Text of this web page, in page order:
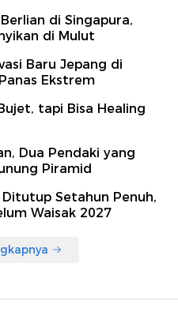
di Singapura,
di Mulut
Baru Jepang di
Ekstrem
tapi Bisa Healing
Dua Pendaki yang
Piramid
Setahun Penuh,
Waisak 2027